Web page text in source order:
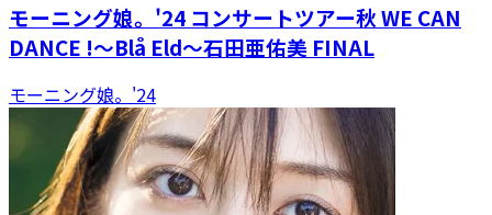
モーニング娘。'24 コンサートツアー秋 WE CAN
DANCE !～Blå Eld～石田亜佑美 FINAL
モーニング娘。'24